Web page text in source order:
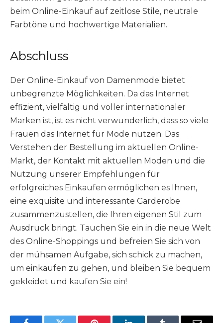
beim Online-Einkauf auf zeitlose Stile, neutrale
Farbtöne und hochwertige Materialien.
Abschluss
Der Online-Einkauf von Damenmode bietet
unbegrenzte Möglichkeiten. Da das Internet
effizient, vielfältig und voller internationaler
Marken ist, ist es nicht verwunderlich, dass so viele
Frauen das Internet für Mode nutzen. Das
Verstehen der Bestellung im aktuellen Online-
Markt, der Kontakt mit aktuellen Moden und die
Nutzung unserer Empfehlungen für
erfolgreiches Einkaufen ermöglichen es Ihnen,
eine exquisite und interessante Garderobe
zusammenzustellen, die Ihren eigenen Stil zum
Ausdruck bringt. Tauchen Sie ein in die neue Welt
des Online-Shoppings und befreien Sie sich von
der mühsamen Aufgabe, sich schick zu machen,
um einkaufen zu gehen, und bleiben Sie bequem
gekleidet und kaufen Sie ein!